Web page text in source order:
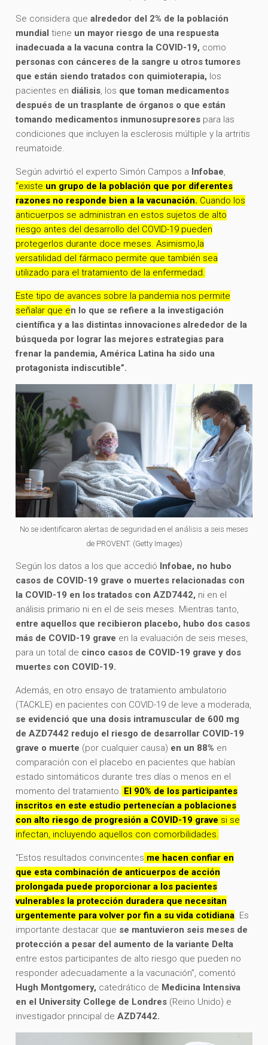
Se considera quealrededor del 2% de la población
mundialtiene un mayor riesgo de una respuesta
inadecuada a la vacuna contra la COVID-19, como
personas con cánceres de la sangre u otros tumores
que están siendo tratados con quimioterapia, los
pacientes en diálisis, los que toman medicamentos
después de un trasplante de órganos o que están
tomando medicamentos inmunosupresores para las
condiciones que incluyen la esclerosis múltiple y la artritis
reumatoide.
Según advirtió el experto Simón Campos a Infobae,
“existe un grupo de la población que por diferentes
razones no responde bien a la vacunación. Cuando los
anticuerpos se administran en estos sujetos de alto
riesgo antes del desarrollo del COVID-19 pueden
protegerlos durante doce meses. Asimismo,la
versatilidad del fármaco permite que también sea
utilizado para el tratamiento de la enfermedad.
Este tipo de avances sobre la pandemia nos permite
señalar que en lo que se refiere a la investigación
científica y a las distintas innovaciones alrededor de la
búsqueda por lograr las mejores estrategias para
frenar la pandemia, América Latina ha sido una
protagonista indiscutible”.
No se identificaron alertas de seguridad en el análisis a seis meses
de PROVENT. (Getty Images)
Según los datos a los que accedió Infobae, no hubo
casos de COVID-19 grave o muertes relacionadas con
la COVID-19 en los tratados con AZD7442, ni en el
análisis primario ni en el de seis meses. Mientras tanto,
entre aquellos que recibieron placebo, hubo dos casos
más de COVID-19 grave en la evaluación de seis meses,
para un total de cinco casos de COVID-19 grave y dos
muertes con COVID-19.
Además, en otro ensayo de tratamiento ambulatorio
(TACKLE) en pacientes con COVID-19 de leve a moderada,
se evidenció que una dosis intramuscular de 600 mg
de AZD7442 redujo el riesgo de desarrollar COVID-19
grave o muerte (por cualquier causa) en un 88% en
comparación con el placebo en pacientes que habían
estado sintomáticos durante tres días o menos en el
momento del tratamiento. El 90% de los participantes
inscritos en este estudio pertenecían a poblaciones
con alto riesgo de progresión a COVID-19 grave si se
infectan, incluyendo aquellos con comorbilidades.
“Estos resultados convincentes me hacen confiar en
que esta combinación de anticuerpos de acción
prolongada puede proporcionar a los pacientes
vulnerables la protección duradera que necesitan
urgentemente para volver por fin a su vida cotidiana. Es
importante destacar que se mantuvieron seis meses de
protección a pesar del aumento de la variante Delta
entre estos participantes de alto riesgo que pueden no
responder adecuadamente a la vacunación”, comentó
Hugh Montgomery, catedrático de Medicina Intensiva
en el University College de Londres (Reino Unido) e
investigador principal deAZD7442.